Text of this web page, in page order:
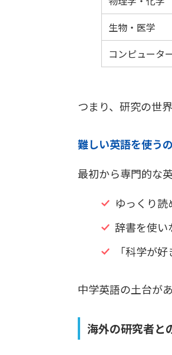
生物・医学
コンピュータ
つまり、研究の世
難しい英語を使う
最初から専門的な
ゆっくり読
辞書を使い
「科学が
中学英語の土台が
海外の研究者と